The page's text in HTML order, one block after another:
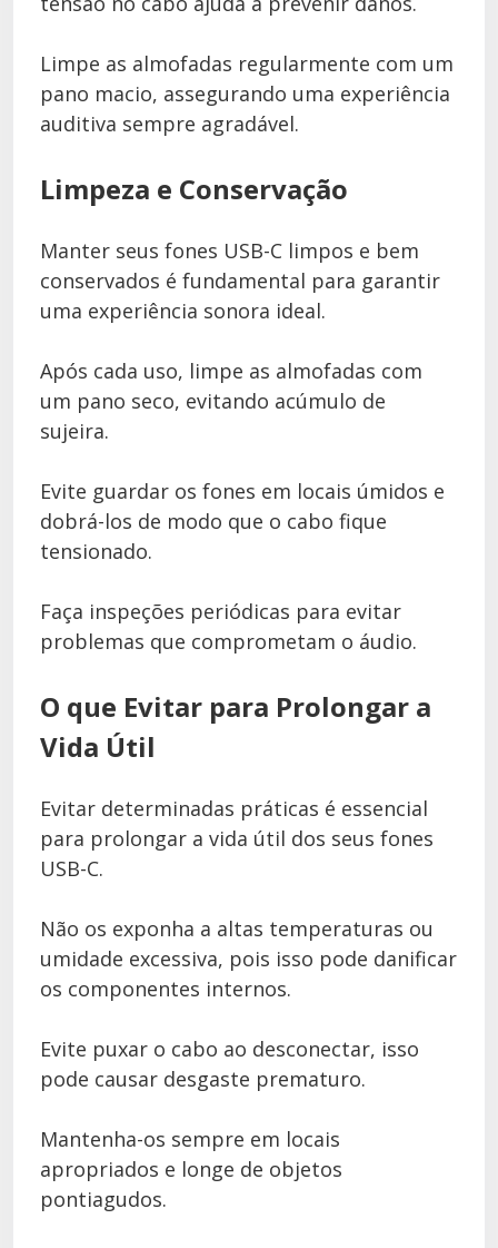
Limpe as almofadas regularmente com um
pano macio, assegurando uma experiência
auditiva sempre agradável.
Limpeza e Conservação
Manter seus fones USB-C limpos e bem
conservados é fundamental para garantir
uma experiência sonora ideal.
Após cada uso, limpe as almofadas com
um pano seco, evitando acúmulo de
sujeira.
Evite guardar os fones em locais úmidos e
dobrá-los de modo que o cabo fique
tensionado.
Faça inspeções periódicas para evitar
problemas que comprometam o áudio.
O que Evitar para Prolongar a
Vida Útil
Evitar determinadas práticas é essencial
para prolongar a vida útil dos seus fones
USB-C.
Não os exponha a altas temperaturas ou
umidade excessiva, pois isso pode danificar
os componentes internos.
Evite puxar o cabo ao desconectar, isso
pode causar desgaste prematuro.
Mantenha-os sempre em locais
apropriados e longe de objetos
pontiagudos.